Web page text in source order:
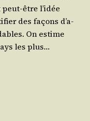
être l’i­dée
des façons d’a­
On estime
les plus…